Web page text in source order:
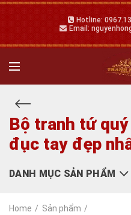
Hotline:
Email:
Bộ tranh tứ
đục tay đẹp
DANH MỤC SẢN PHẨM
Home
Sản phẩm